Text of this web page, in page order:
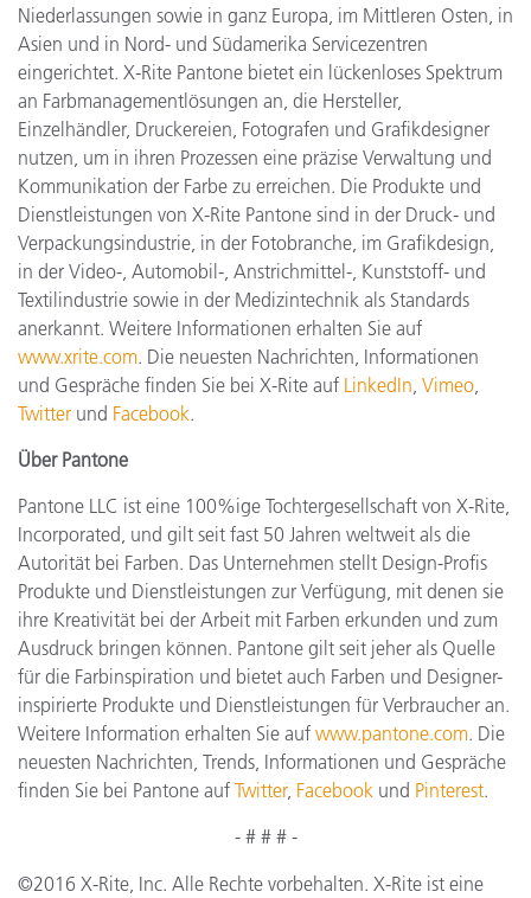
Niederlassungen sowie in ganz Europa, im Mittleren Osten, in
Asien und in Nord- und Südamerika Servicezentren
eingerichtet. X-Rite Pantone bietet ein lückenloses Spektrum
an Farbmanagementlösungen an, die Hersteller,
Einzelhändler, Druckereien, Fotografen und Grafikdesigner
nutzen, um in ihren Prozessen eine präzise Verwaltung und
Kommunikation der Farbe zu erreichen. Die Produkte und
Dienstleistungen von X-Rite Pantone sind in der Druck- und
Verpackungsindustrie, in der Fotobranche, im Grafikdesign,
in der Video-, Automobil-, Anstrichmittel-, Kunststoff- und
Textilindustrie sowie in der Medizintechnik als Standards
anerkannt. Weitere Informationen erhalten Sie auf
www.xrite.com. Die neuesten Nachrichten, Informationen
und Gespräche finden Sie bei X-Rite auf LinkedIn Vimeo
Twitter und Facebook.
Über Pantone
Pantone LLC ist eine 100%ige Tochtergesellschaft von X-Rite,
Incorporated, und gilt seit fast 50 Jahren weltweit als die
Autorität bei Farben. Das Unternehmen stellt Design-Profis
Produkte und Dienstleistungen zur Verfügung, mit denen sie
ihre Kreativität bei der Arbeit mit Farben erkunden und zum
Ausdruck bringen können. Pantone gilt seit jeher als Quelle
für die Farbinspiration und bietet auch Farben und Designer-
inspirierte Produkte und Dienstleistungen für Verbraucher an.
Weitere Information erhalten Sie auf www.pantone.com. Die
neuesten Nachrichten, Trends, Informationen und Gespräche
finden Sie bei Pantone auf Twitter, Facebook und Pinterest.
- # # # -
©2016 X-Rite, Inc. Alle Rechte vorbehalten. X-Rite ist eine